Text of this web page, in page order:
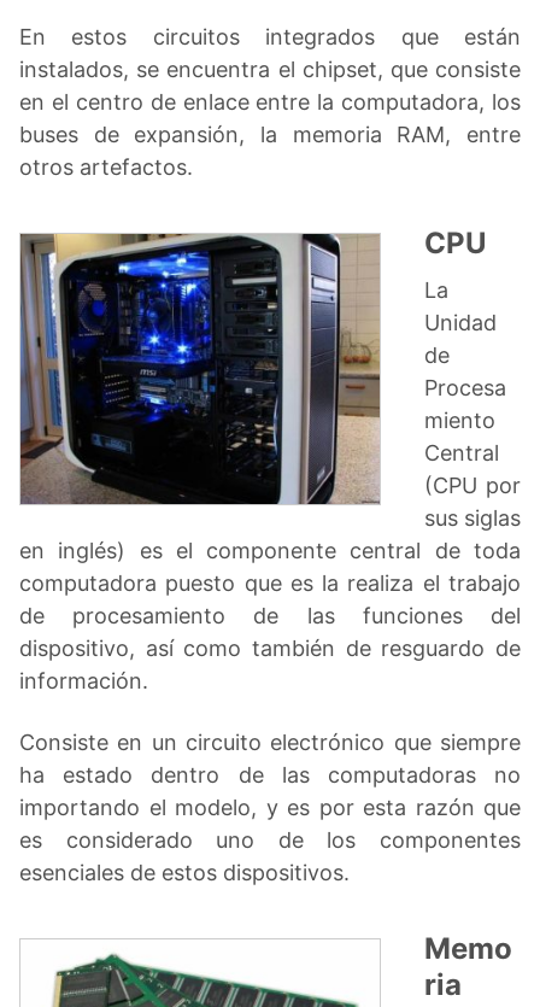
En estos circuitos integrados que están
instalados, se encuentra el chipset, que consiste
en el centro de enlace entre la computadora, los
buses de expansión, la memoria RAM, entre
otros artefactos.
CPU
La
Unidad
de
Procesa
miento
Central
(CPU por
sus siglas
en inglés) es el componente central de toda
computadora puesto que es la realiza el trabajo
de procesamiento de las funciones del
dispositivo, así como también de resguardo de
información.
Consiste en un circuito electrónico que siempre
ha estado dentro de las computadoras no
importando el modelo, y es por esta razón que
es considerado uno de los componentes
esenciales de estos dispositivos.
Memo
ria